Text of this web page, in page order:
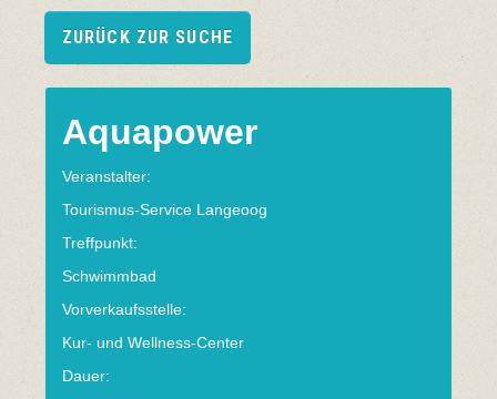
ZURÜCK ZUR SUCHE
Aquapower
Veranstalter:
Tourismus-Service Langeoog
Treffpunkt:
Schwimmbad
Vorverkaufsstelle:
Kur- und Wellness-Center
Dauer: